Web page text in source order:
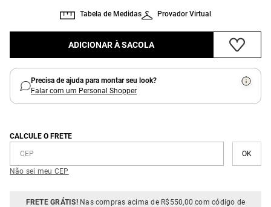
Provador Virtual
Tabela de Medidas
ADICIONAR À SACOLA
Precisa de ajuda para montar seu look?
Falar com um Personal Shopper
CALCULE O FRETE
Não sei meu CEP
FRETE GRÁTIS!Nas compras acima de R$550,00 com código de